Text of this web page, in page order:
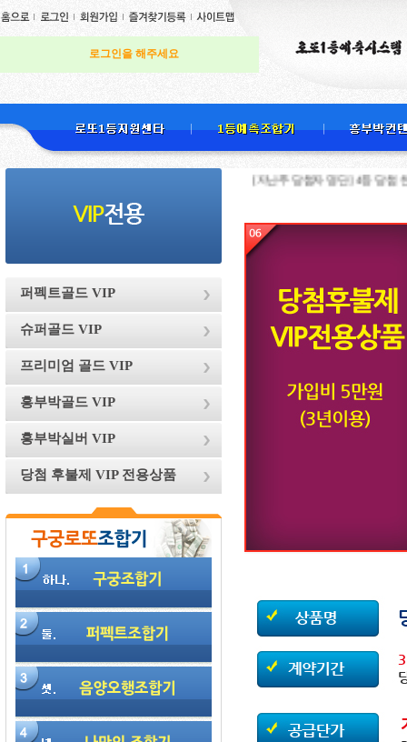
로그인을 해주세요
퍼펙트골드 VIP
슈퍼골드 VIP
프리미엄 골드 VIP
흥부박골드 VIP
흥부박실버 VIP
당첨 후불제 VIP 전용상품
[지난주 당첨자 명단] 4등 당첨 천하